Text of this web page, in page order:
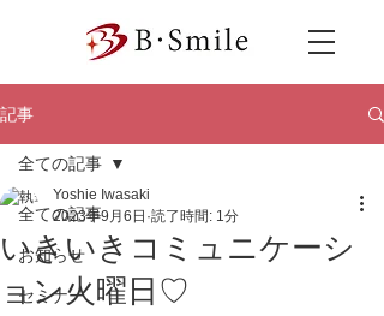
記事
全ての記事
お知らせ
セミナー
全ての記事
いきいきコミュニケーシ
ョン火曜日♡
Yoshie Iwasaki
2023年9月6日 読了時間: 1分